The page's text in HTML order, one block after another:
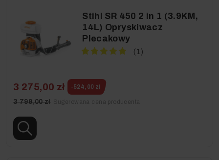
Stihl SR 450 2 in 1 (3.9KM,
14L) Opryskiwacz
Plecakowy
(1)
3 275,00 zł -524,00 zł
3 799,00 zł